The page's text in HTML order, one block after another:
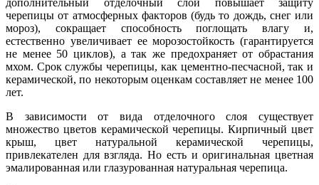
дополнительный отделочный слой повышает защиту
черепицы от атмосферных факторов (будь то дождь, снег или
мороз), сокращает способность поглощать влагу и,
естественно увеличивает ее морозостойкость (гарантируется
не менее 50 циклов), а так же предохраняет от обрастания
мхом. Срок службы черепицы, как цементно-песчасной, так и
керамической, по некоторым оценкам составляет не менее 100
лет.
В зависимости от вида отделочного слоя существует
множество цветов керамической черепицы. Кирпичный цвет
крыш, цвет натуральной керамической черепицы,
привлекателен для взгляда. Но есть и оригинальная цветная
эмалированная или глазурованная натуральная черепица.